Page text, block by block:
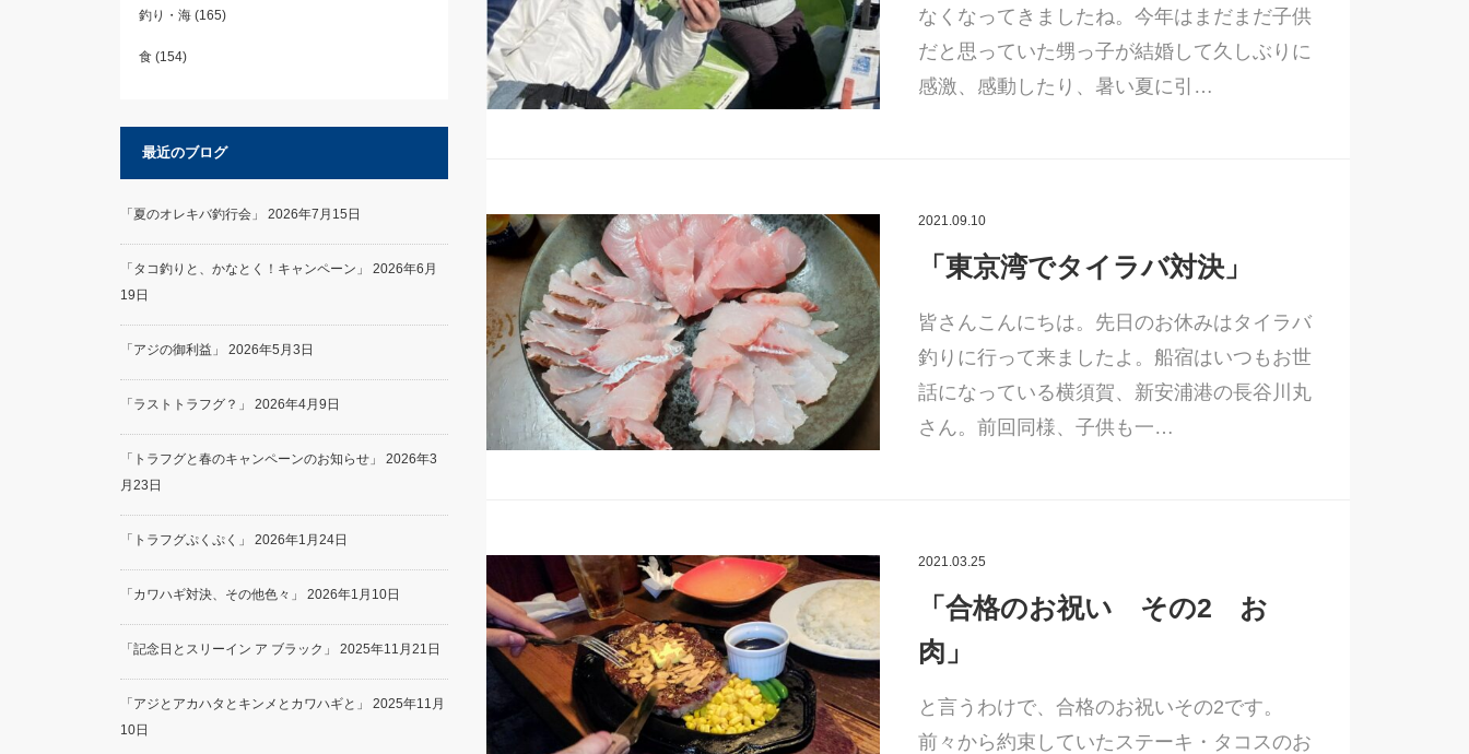
なくなってきましたね。今年はまだまだ子供
だと思っていた甥っ子が結婚して久しぶりに
感激、感動したり、暑い夏に引…
2021.09.10
「東京湾でタイラバ対決」
皆さんこんにちは。先日のお休みはタイラバ
釣りに行って来ましたよ。船宿はいつもお世
話になっている横須賀、新安浦港の長谷川丸
さん。前回同様、子供も一…
2021.03.25
「合格のお祝い その2 お
肉」
と言うわけで、合格のお祝いその2です。
前々から約束していたステーキ・タコスのお
釣り・海(165)
食(154)
最近のブログ
「夏のオレキバ釣行会」 2026年7月15日
「タコ釣りと、かなとく！キャンペーン」
2026年6月
19日
「アジの御利益」 2026年5月3日
「ラストトラフグ？」 2026年4月9日
「トラフグと春のキャンペーンのお知らせ」
2026年3
月23日
「トラフグぷくぷく」 2026年1月24日
「カワハギ対決、その他色々」 2026年1月10日
「記念日とスリーイン ア ブラック」 2025年11月21日
「アジとアカハタとキンメとカワハギと」
2025年11月
10日